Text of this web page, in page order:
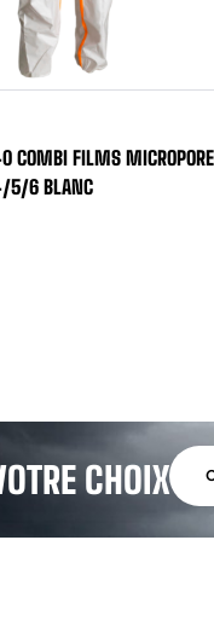
COMBI FILMS
5/6 BLANC
CHOIX